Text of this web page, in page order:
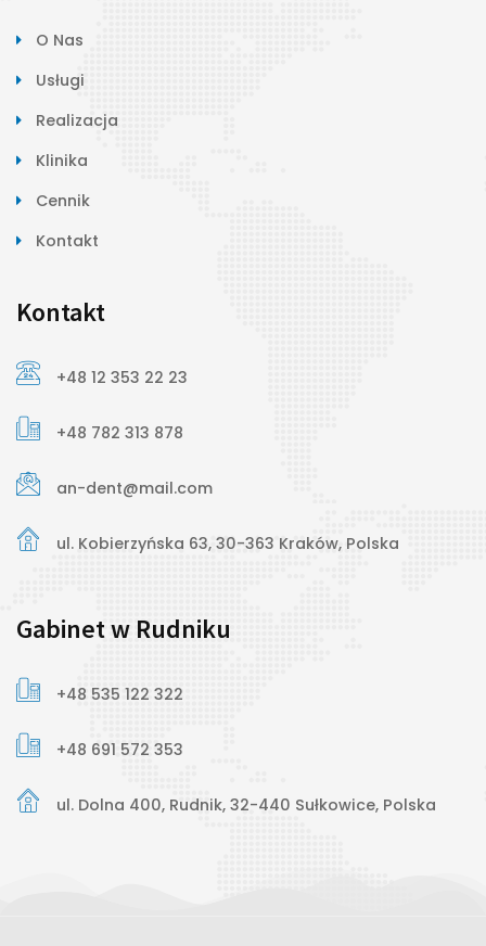
O Nas
Usługi
Realizacja
Klinika
Cennik
Kontakt
Kontakt
+48 12 353 22 23
+48 782 313 878
an-dent@mail.com
ul. Kobierzyńska 63, 30-363 Kraków, Polska
Gabinet w Rudniku
+48 535 122 322
+48 691 572 353
ul. Dolna 400, Rudnik, 32-440 Sułkowice, Polska